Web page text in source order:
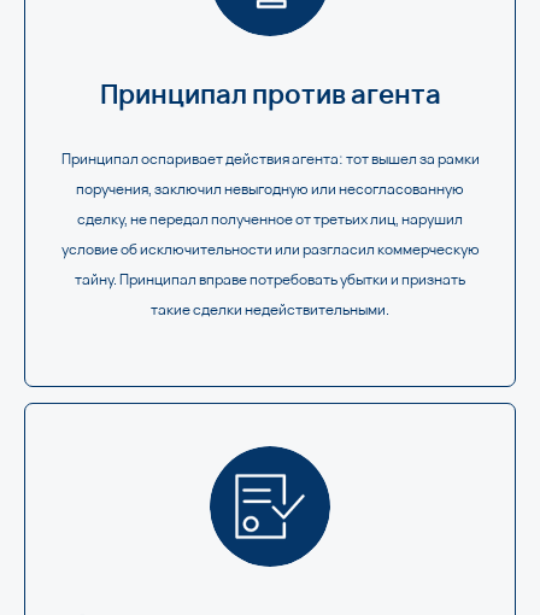
Принципал против агента
Принципал оспаривает действия агента: тот вышел за рамки
поручения, заключил невыгодную или несогласованную
сделку, не передал полученное от третьих лиц, нарушил
условие об исключительности или разгласил коммерческую
тайну. Принципал вправе потребовать убытки и признать
такие сделки недействительными.